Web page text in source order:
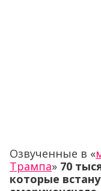
Озвученные в «
Трампа» 70
которые